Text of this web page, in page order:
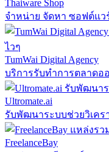
Thaiware Shop
จำหน่าย จัดหา ซอฟต์แ
TumWai Digital Agency
บริการรับทำการตลาดอ
Ultromate.ai
รับพัฒนาระบบช่วยวิเคร
FreelanceBay